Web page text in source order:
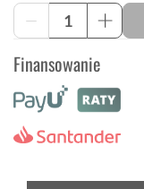
-
ilość
Trek
9.5
Gen
hardtail
+
Finansowanie